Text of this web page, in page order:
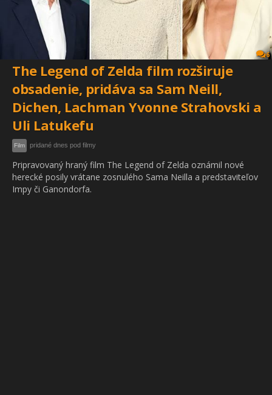
6
The Legend of Zelda film rozširuje
obsadenie, pridáva sa Sam Neill,
Dichen, Lachman Yvonne Strahovski a
Uli Latukefu
Film pridané dnes pod filmy
Pripravovaný hraný film The Legend of Zelda oznámil nové
herecké posily vrátane zosnulého Sama Neilla a predstaviteľov
Impy či Ganondorfa.